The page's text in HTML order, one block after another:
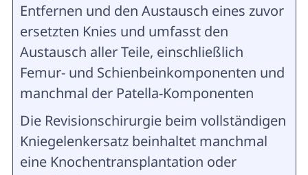
Entfernen und den Austausch eines zuvor
ersetzten Knies und umfasst den
Austausch aller Teile, einschließlich
Femur- und Schienbeinkomponenten und
manchmal der Patella-Komponenten
Die Revisionschirurgie beim vollständigen
Kniegelenkersatz beinhaltet manchmal
eine Knochentransplantation oder